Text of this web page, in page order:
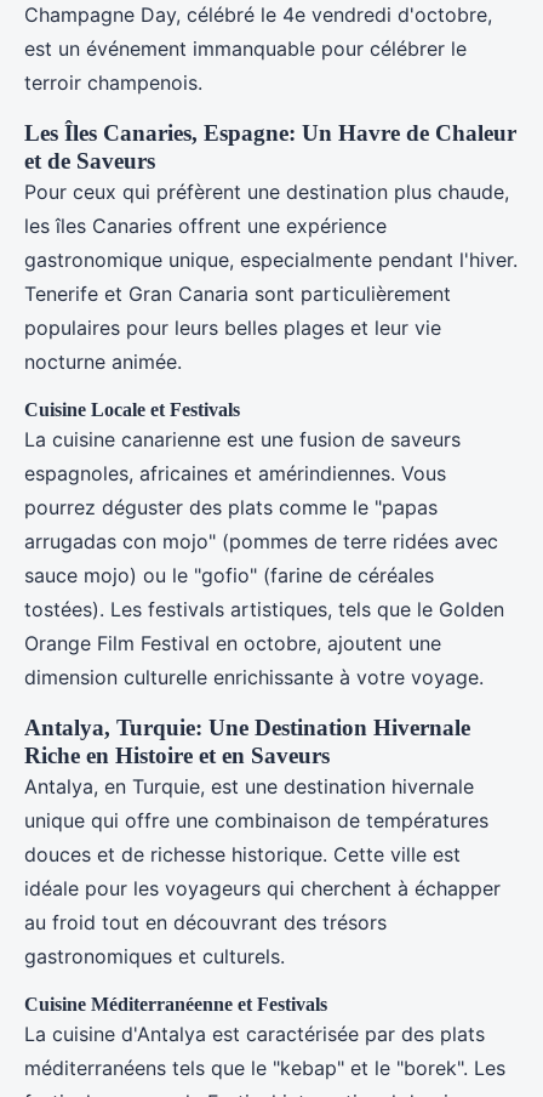
Champagne Day, célébré le 4e vendredi d'octobre,
est un événement immanquable pour célébrer le
terroir champenois.
Les Îles Canaries, Espagne: Un Havre de Chaleur
et de Saveurs
Pour ceux qui préfèrent une destination plus chaude,
les îles Canaries offrent une expérience
gastronomique unique, especialmente pendant l'hiver.
Tenerife et Gran Canaria sont particulièrement
populaires pour leurs belles plages et leur vie
nocturne animée.
Cuisine Locale et Festivals
La cuisine canarienne est une fusion de saveurs
espagnoles, africaines et amérindiennes. Vous
pourrez déguster des plats comme le "papas
arrugadas con mojo" (pommes de terre ridées avec
sauce mojo) ou le "gofio" (farine de céréales
tostées). Les festivals artistiques, tels que le Golden
Orange Film Festival en octobre, ajoutent une
dimension culturelle enrichissante à votre voyage.
Antalya, Turquie: Une Destination Hivernale
Riche en Histoire et en Saveurs
Antalya, en Turquie, est une destination hivernale
unique qui offre une combinaison de températures
douces et de richesse historique. Cette ville est
idéale pour les voyageurs qui cherchent à échapper
au froid tout en découvrant des trésors
gastronomiques et culturels.
Cuisine Méditerranéenne et Festivals
La cuisine d'Antalya est caractérisée par des plats
méditerranéens tels que le "kebap" et le "borek". Les